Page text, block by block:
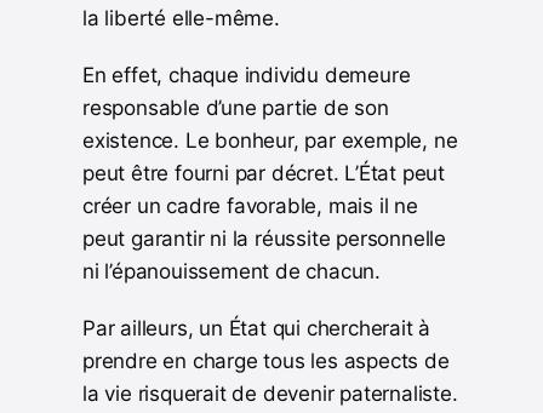
la liberté elle-même.
En effet, chaque individu demeure
responsable d’une partie de son
existence. Le bonheur, par exemple, ne
peut être fourni par décret. L’État peut
créer un cadre favorable, mais il ne
peut garantir ni la réussite personnelle
ni l’épanouissement de chacun.
Par ailleurs, un État qui chercherait à
prendre en charge tous les aspects de
la vie risquerait de devenir paternaliste.